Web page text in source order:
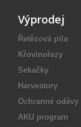
Výprodej
Řetězová pila
Křovinořezy
Sekačky
Harvestory
Ochranné oděvy
AKU program